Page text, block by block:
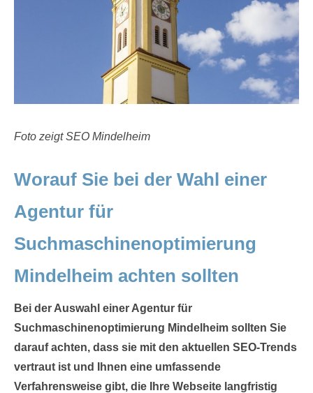
Foto zeigt SEO Mindelheim
Worauf Sie bei der Wahl einer
Agentur für
Suchmaschinenoptimierung
Mindelheim achten sollten
Bei der Auswahl einer Agentur für
Suchmaschinenoptimierung Mindelheim sollten Sie
darauf achten, dass sie mit den aktuellen SEO-Trends
vertraut ist und Ihnen eine umfassende
Verfahrensweise gibt, die Ihre Webseite langfristig